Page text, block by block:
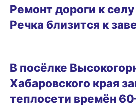
Ремонт дороги к
Речка близится к
В посёлке
Хабаровского края
теплосети времён